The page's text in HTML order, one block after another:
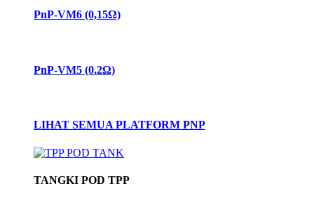
PnP-VM6 (0,15Ω)
PnP-VM5 (0.2Ω)
LIHAT SEMUA PLATFORM PNP
TANGKI POD TPP